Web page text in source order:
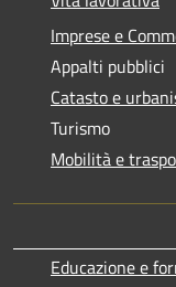
Imprese e
Appalti pubblici
Catasto e
Turismo
Mobilità e
Educazione e